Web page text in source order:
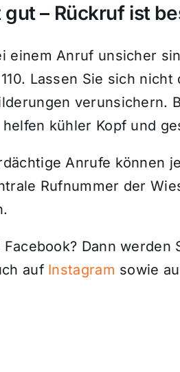
– Rückruf ist
einem Anruf unsicher
Lassen Sie sich
verunsichern.
kühler Kopf und
Anrufe können
Rufnummer der
Dann werden
auf Instagram sowie